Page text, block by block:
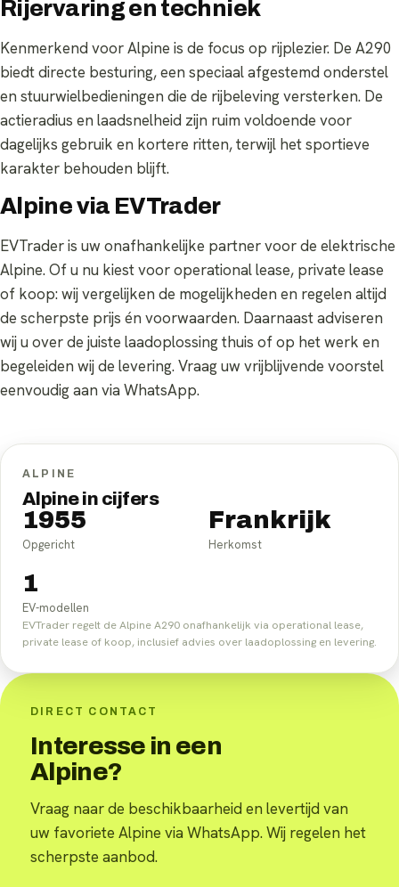
Rijervaring en techniek
Kenmerkend voor Alpine is de focus op rijplezier. De A290
biedt directe besturing, een speciaal afgestemd onderstel
en stuurwielbedieningen die de rijbeleving versterken. De
actieradius en laadsnelheid zijn ruim voldoende voor
dagelijks gebruik en kortere ritten, terwijl het sportieve
karakter behouden blijft.
Alpine via EVTrader
EVTrader is uw onafhankelijke partner voor de elektrische
Alpine. Of u nu kiest voor operational lease, private lease
of koop: wij vergelijken de mogelijkheden en regelen altijd
de scherpste prijs én voorwaarden. Daarnaast adviseren
wij u over de juiste laadoplossing thuis of op het werk en
begeleiden wij de levering. Vraag uw vrijblijvende voorstel
eenvoudig aan via WhatsApp.
ALPINE
Alpine in cijfers
1955
Opgericht
Frankrijk
Herkomst
1
EV-modellen
EVTrader regelt de Alpine A290 onafhankelijk via operational lease,
private lease of koop, inclusief advies over laadoplossing en levering.
DIRECT CONTACT
Interesse in een
Alpine?
Vraag naar de beschikbaarheid en levertijd van
uw favoriete Alpine via WhatsApp. Wij regelen het
scherpste aanbod.